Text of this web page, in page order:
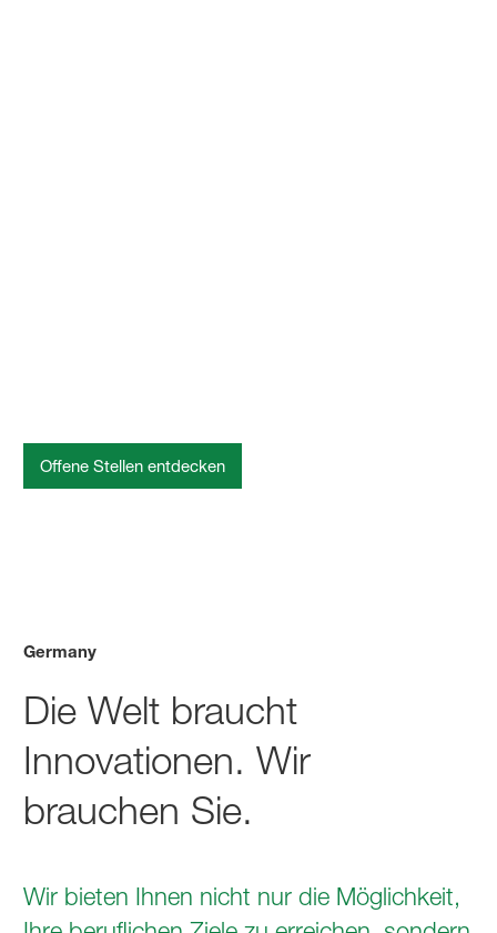
Offene Stellen entdecken
Germany
Die Welt braucht
Innovationen. Wir
brauchen Sie.
Wir bieten Ihnen nicht nur die Möglichkeit,